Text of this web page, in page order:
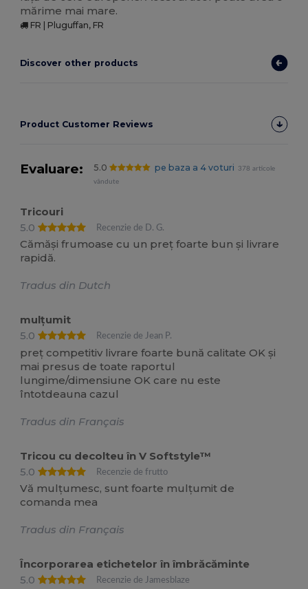
mărime mai mare.
FR | Pluguffan, FR
Discover other products
Product Customer Reviews
Evaluare: 5.0 pe baza a 4 voturi
378 articole
vândute
Tricouri
5.0
Recenzie de D. G.
Cămăși frumoase cu un preț foarte bun și livrare
rapidă.
Tradus din Dutch
mulțumit
5.0
Recenzie de Jean P.
preț competitiv livrare foarte bună calitate OK și
mai presus de toate raportul
lungime/dimensiune OK care nu este
întotdeauna cazul
Tradus din Français
Tricou cu decolteu în V Softstyle™
5.0
Recenzie de frutto
Vă mulțumesc, sunt foarte mulțumit de
comanda mea
Tradus din Français
Încorporarea etichetelor în îmbrăcăminte
5.0
Recenzie de Jamesblaze